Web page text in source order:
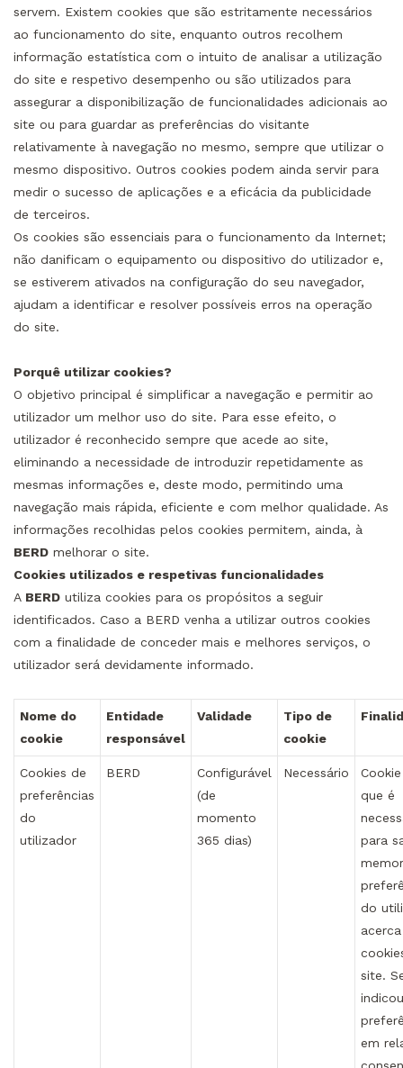
servem. Existem cookies que são estritamente necessários
ao funcionamento do site, enquanto outros recolhem
informação estatística com o intuito de analisar a utilização
do site e respetivo desempenho ou são utilizados para
assegurar a disponibilização de funcionalidades adicionais ao
site ou para guardar as preferências do visitante
relativamente à navegação no mesmo, sempre que utilizar o
mesmo dispositivo. Outros cookies podem ainda servir para
medir o sucesso de aplicações e a eficácia da publicidade
de terceiros.
Os cookies são essenciais para o funcionamento da Internet;
não danificam o equipamento ou dispositivo do utilizador e,
se estiverem ativados na configuração do seu navegador,
ajudam a identificar e resolver possíveis erros na operação
do site.
Porquê utilizar cookies?
O objetivo principal é simplificar a navegação e permitir ao
utilizador um melhor uso do site. Para esse efeito, o
utilizador é reconhecido sempre que acede ao site,
eliminando a necessidade de introduzir repetidamente as
mesmas informações e, deste modo, permitindo uma
navegação mais rápida, eficiente e com melhor qualidade. As
informações recolhidas pelos cookies permitem, ainda, à
BERD melhorar o site.
Cookies utilizados e respetivas funcionalidades
A BERD utiliza cookies para os propósitos a seguir
identificados. Caso a BERD venha a utilizar outros cookies
com a finalidade de conceder mais e melhores serviços, o
utilizador será devidamente informado.
Nome do
cookie
Entidade
responsável
Validade
Tipo de
cookie
Cookies de
preferências
do
utilizador
BERD
Configurável
(de
momento
365 dias)
Necessário
que é
para
do
site.
em